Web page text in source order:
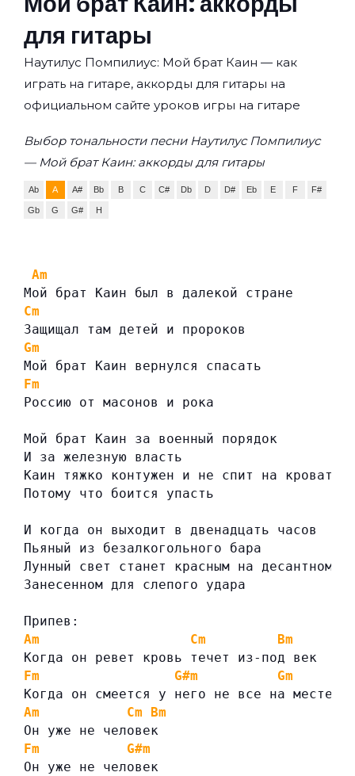
для гитары
Наутилус Помпилиус: Мой брат Каин — как
играть на гитаре, аккорды для гитары на
официальном сайте уроков игры на гитаре
Выбор тональности песни Наутилус Помпилиус
— Мой брат Каин: аккорды для гитары
Ab A A# Bb B C C# Db D D# Eb E F F#
Gb G G# H
Am
Мой брат Каин был в далекой стране
Cm
Защищал там детей и пророков
Gm
Мой брат Каин вернулся спасать
Fm
Россию от масонов и рока
Мой брат Каин за военный порядок
И за железную власть
Каин тяжко контужен и не спит на кровати
Потому что боится упасть
И когда он выходит в двенадцать часов
Пьяный из безалкогольного бара
Лунный свет станет красным на десантном
Занесенном для слепого удара
Припев:
Am
Cm
Bm
Когда он ревет кровь течет из-под век
Fm
G#m
Gm
Когда он смеется у него не все на месте
Am
Cm
Bm
Он уже не человек
Fm
G#m
Он уже не человек